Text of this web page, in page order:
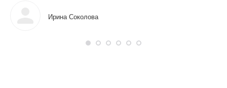
Ирина Соколова